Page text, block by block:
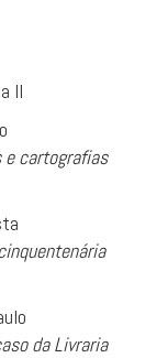
II
e cartografias
da Livraria